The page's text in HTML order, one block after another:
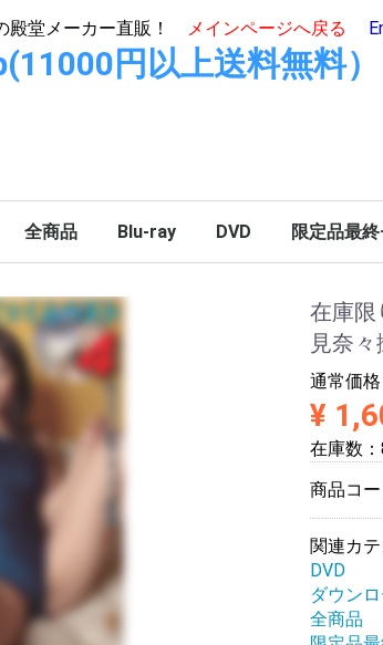
殿堂メーカー直販！ メインページへ戻る
円以上送料無料）
全商品 Blu-ray DVD 限定品最
在庫限
見奈
通常価格
¥
在庫数
商品コー
関連カテ
DVD
ダウン
全商品